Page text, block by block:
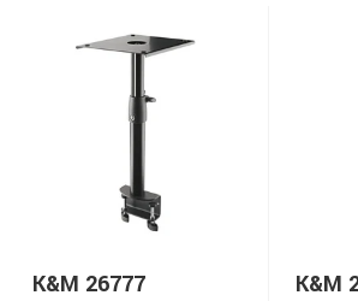
K&M 26777
K&M